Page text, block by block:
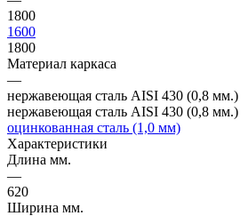
1800
1600
1800
Материал каркаса
—
нержавеющая сталь AISI 430 (0,8 мм.)
нержавеющая сталь AISI 430 (0,8 мм.)
оцинкованная сталь (1,0 мм)
Характеристики
Длина мм.
—
620
Ширина мм.